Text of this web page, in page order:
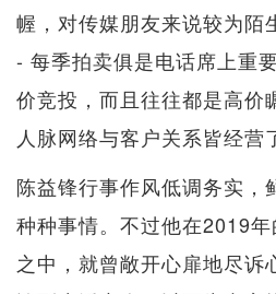
幄，对传媒朋友来说较为陌
- 每季拍卖俱是电话席上重
价竞投，而且往往都是高价
人脉网络与客户关系皆经营
陈益锋行事作风低调务实，
种种事情。不过他在2019
之中，就曾敞开心扉地尽诉